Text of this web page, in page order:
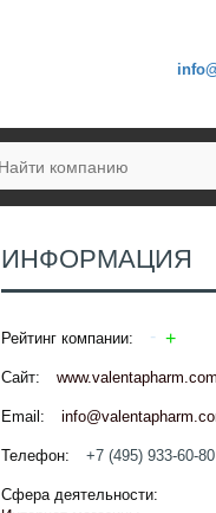
ИНФОРМАЦИЯ
Рейтинг компании:
Сайт: www.valentapharm.com
Email:
Телефон: +7 (495) 933-60-80
Сфера деятельности: